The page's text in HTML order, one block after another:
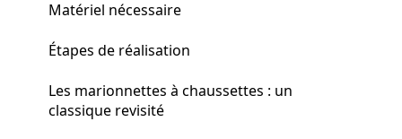
Matériel nécessaire
Étapes de réalisation
Les marionnettes à chaussettes : un
classique revisité